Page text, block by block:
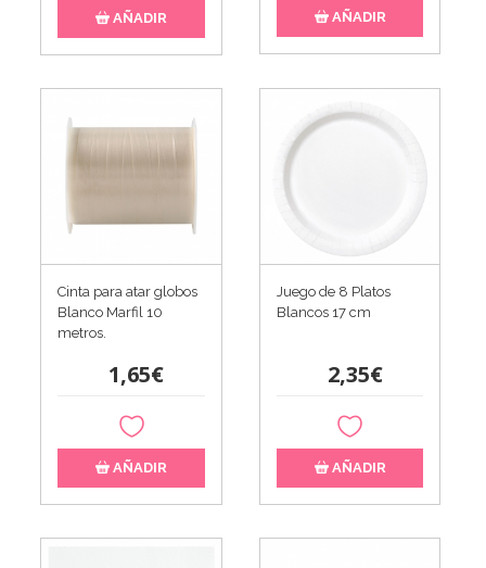
AÑADIR AÑADIR
Cinta para atar globos
Blanco Marfil 10
metros.
1,65€
AÑADIR
Juego de 8 Platos
Blancos 17 cm
2,35€
AÑADIR